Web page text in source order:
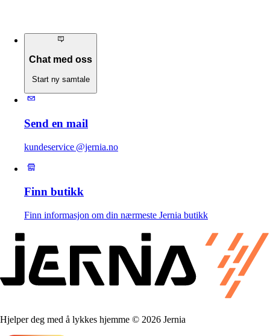
Chat med oss
Start ny samtale
Send en mail
kundeservice @jernia.no
Finn butikk
Finn informasjon om din nærmeste Jernia butikk
Hjelper deg med å lykkes hjemme © 2026 Jernia